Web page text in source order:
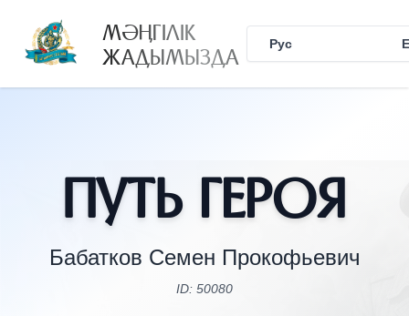
МӘҢГІЛІК
ЖАДЫМЫЗДА Рус
Путь Героя
Бабатков Семен Прокофьевич
ID: 50080